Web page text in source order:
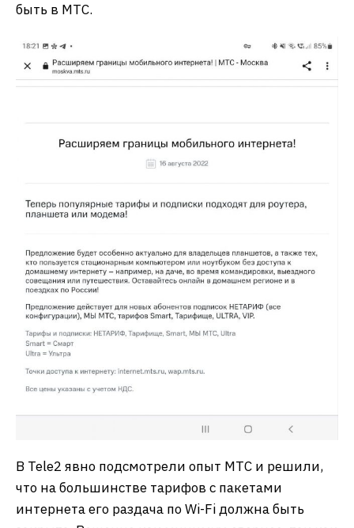
быть в МТС.
В Tele2 явно подсмотрели опыт МТС и решили,
что на большинстве тарифов с пакетами
интернета его раздача по Wi-Fi должна быть